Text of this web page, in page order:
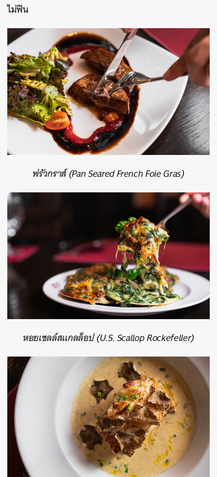
ไม่ฟิน
ฟรัวกราส์ (Pan Seared French Foie Gras)
หอยเชลล์สแกลล็อป (U.S. Scallop Rockefeller)
SHARE TWEET LINE EMAIL